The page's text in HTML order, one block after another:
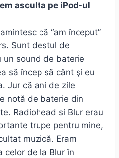
asculta pe iPod-ul
că “am început”
Sunt destul de
un sound de baterie
să încep să cânt şi eu
Jur că ani de zile
notă de baterie din
Radiohead si Blur erau
trupe pentru mine,
muzică. Eram
celor de la Blur în